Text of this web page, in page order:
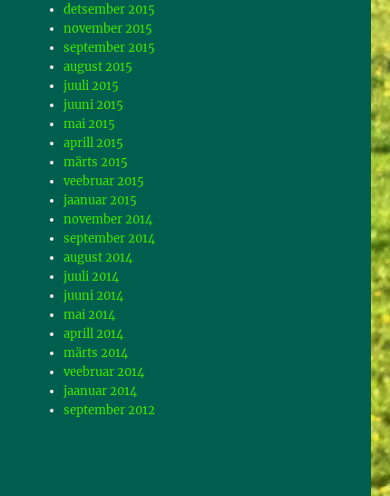
detsember 2015
november 2015
september 2015
august 2015
juuli 2015
juuni 2015
mai 2015
aprill 2015
märts 2015
veebruar 2015
jaanuar 2015
november 2014
september 2014
august 2014
juuli 2014
juuni 2014
mai 2014
aprill 2014
märts 2014
veebruar 2014
jaanuar 2014
september 2012